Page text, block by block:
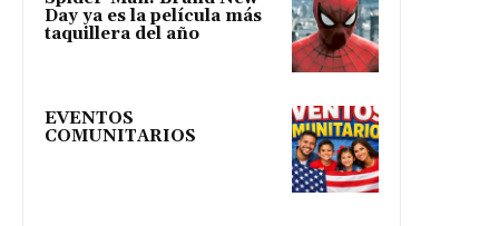
Day ya es la película más
taquillera del año
EVENTOS
COMUNITARIOS